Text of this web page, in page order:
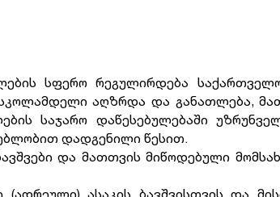
სფერო რეგულირდება
აღზრდა და განათლება,
საჯარო დაწესებულებაში
დადგენილი წესით.
და მათთვის მიწოდებული
ასაკის ბავშვისთვის და